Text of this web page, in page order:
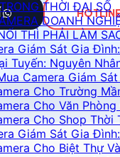
THỜI ĐẠI SỐ
DOANH
THÌ PHẢI LÀM
Giám Sát Gia
Tuyến: Nguyên
Camera Giám
Cho Trường
Cho Văn
Cho Shop Thời
Giám Sát Gia
Cho Biệt Thự